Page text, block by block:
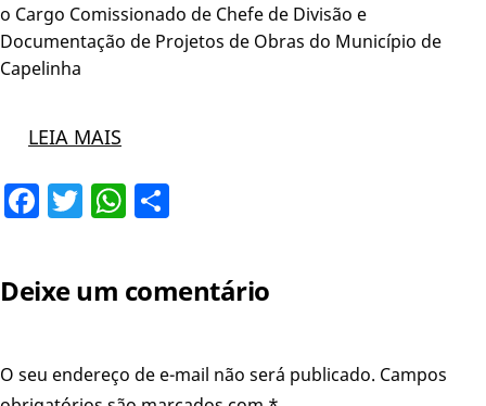
o Cargo Comissionado de Chefe de Divisão e
Documentação de Projetos de Obras do Município de
Capelinha
LEIA MAIS
Facebook
TwitterWhatsApp
Deixe um comentário
O seu endereço de e-mail não será publicado. Campos